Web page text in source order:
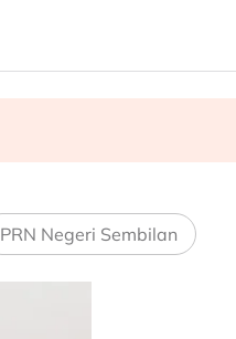
PRN Negeri Sembilan